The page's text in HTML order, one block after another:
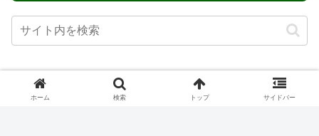
サイトマップ
ホーム 検索 トップ サイドバー